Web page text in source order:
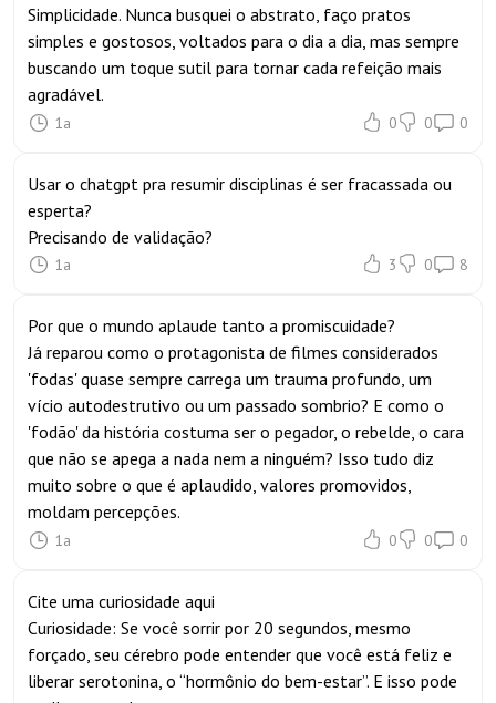
Simplicidade. Nunca busquei o abstrato, faço pratos
simples e gostosos, voltados para o dia a dia, mas sempre
buscando um toque sutil para tornar cada refeição mais
agradável.
1a 0 0 0
Usar o chatgpt pra resumir disciplinas é ser fracassada ou
esperta?
Precisando de validação?
1a 3 0 8
Por que o mundo aplaude tanto a promiscuidade?
Já reparou como o protagonista de filmes considerados
'fodas' quase sempre carrega um trauma profundo, um
vício autodestrutivo ou um passado sombrio? E como o
'fodão' da história costuma ser o pegador, o rebelde, o cara
que não se apega a nada nem a ninguém? Isso tudo diz
muito sobre o que é aplaudido, valores promovidos,
moldam percepções.
1a 0 0 0
Cite uma curiosidade aqui
Curiosidade: Se você sorrir por 20 segundos, mesmo
forçado, seu cérebro pode entender que você está feliz e
liberar serotonina, o “hormônio do bem-estar”. E isso pode